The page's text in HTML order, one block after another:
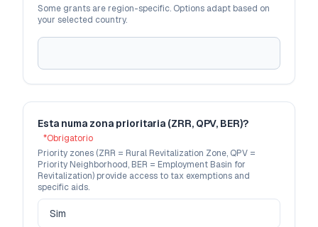
Some grants are region-specific. Options adapt based on
your selected country.
Esta numa zona prioritaria (ZRR, QPV, BER)?
*Obrigatorio
Priority zones (ZRR = Rural Revitalization Zone, QPV =
Priority Neighborhood, BER = Employment Basin for
Revitalization) provide access to tax exemptions and
specific aids.
Sim